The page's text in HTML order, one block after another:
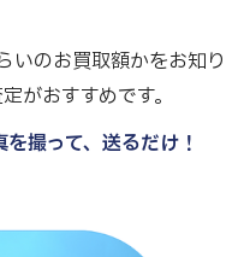
いのお買取額かをお知り
がおすすめです。
撮って、送るだけ！